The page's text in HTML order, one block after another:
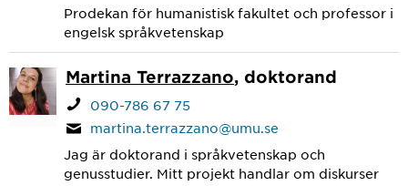
Prodekan för humanistisk fakultet och professor i
engelsk språkvetenskap
Martina Terrazzano, doktorand
090-786 67 75
martina.terrazzano@umu.se
Jag är doktorand i språkvetenskap och
genusstudier. Mitt projekt handlar om diskurser